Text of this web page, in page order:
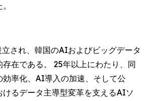
され、韓国のAIおよびビッグデータ
在である。 25年以上にわたり、同
効率化、AI導入の加速、そして公
るデータ主導型変革を支えるAIソ